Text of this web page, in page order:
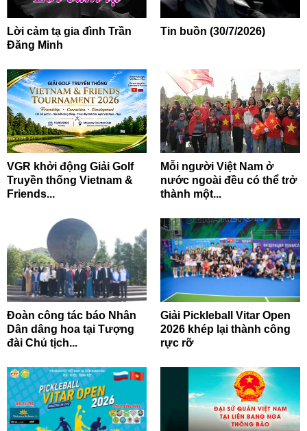
Lời cảm tạ gia đình Trần
Đăng Minh
Tin buồn (30/7/2026)
VGR khởi động Giải Golf
Truyền thống Vietnam &
Friends...
Mỗi người Việt Nam ở
nước ngoài đều có thể trở
thành một...
Đoàn công tác báo Nhân
Dân dâng hoa tại Tượng
đài Chủ tịch...
Giải Pickleball Vitar Open
2026 khép lại thành công
rực rỡ